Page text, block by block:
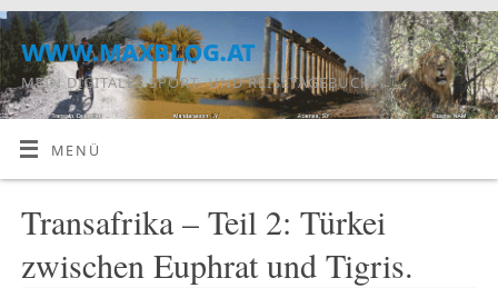
www.maxblog.at
MEIN DIGITALES SPORT- UND REISETAGEBUCH
MENÜ
Transafrika – Teil 2: Türkei
zwischen Euphrat und Tigris.